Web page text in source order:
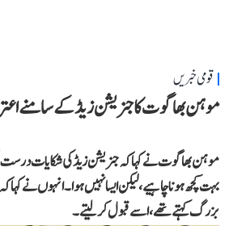
قومی خبریں
موہن بھاگوت کا جنریشن زیڈ کے سامنے
موہن بھاگوت نے کہاکہ جنریشن زیڈ کی شکایات درست
بہت کچھ ہونا چاہیے، لیکن ایسا نہیں ہوا۔انہوں نے
بزرگ کہتے تھے، اسے قبول کر لیتے۔